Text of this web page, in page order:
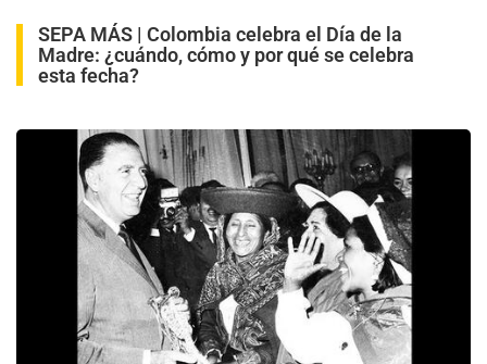
SEPA MÁS | Colombia celebra el Día de la
Madre: ¿cuándo, cómo y por qué se celebra
esta fecha?